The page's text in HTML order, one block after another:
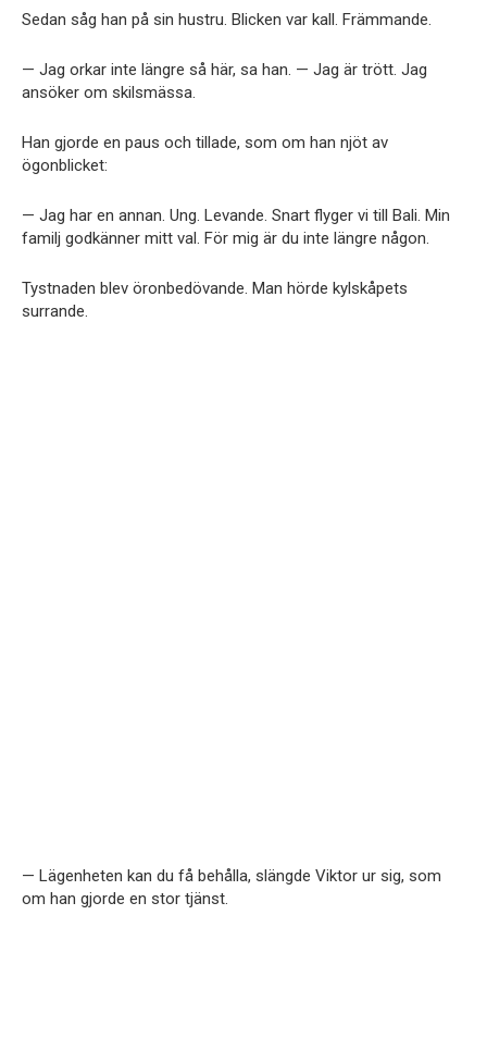
Sedan såg han på sin hustru. Blicken var kall. Främmande.
— Jag orkar inte längre så här, sa han. — Jag är trött. Jag
ansöker om skilsmässa.
Han gjorde en paus och tillade, som om han njöt av
ögonblicket:
— Jag har en annan. Ung. Levande. Snart flyger vi till Bali. Min
familj godkänner mitt val. För mig är du inte längre någon.
Tystnaden blev öronbedövande. Man hörde kylskåpets
surrande.
— Lägenheten kan du få behålla, slängde Viktor ur sig, som
om han gjorde en stor tjänst.